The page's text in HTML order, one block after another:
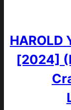
HAROLD
[2024]